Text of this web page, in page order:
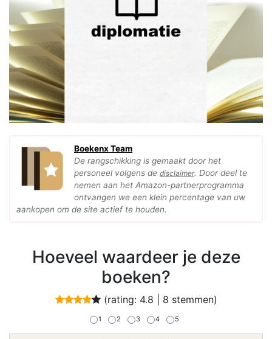
Boekenx Team
De rangschikking is gemaakt door het
personeel volgens de disclaimer. Door deel te
nemen aan het Amazon-partnerprogramma
ontvangen we een klein percentage van uw
aankopen om de site actief te houden.
Hoeveel waardeer je deze
boeken?
(rating: 4.8 8 stemmen)
1 2 3 4 5